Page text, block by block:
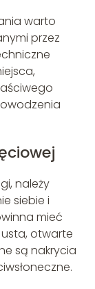
warto
przez
należy
siebie i
mieć
otwarte
są nakrycia